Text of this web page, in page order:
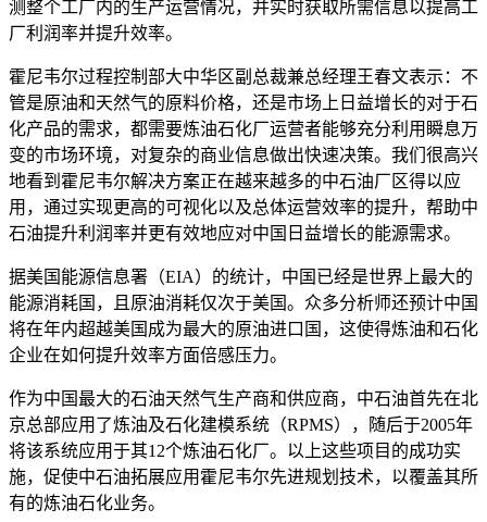
测整个工厂内的生产运营情况，并实时获取所需信息以提高工
厂利润率并提升效率。
霍尼韦尔过程控制部大中华区副总裁兼总经理王春文表示：不
管是原油和天然气的原料价格，还是市场上日益增长的对于石
化产品的需求，都需要炼油石化厂运营者能够充分利用瞬息万
变的市场环境，对复杂的商业信息做出快速决策。我们很高兴
地看到霍尼韦尔解决方案正在越来越多的中石油厂区得以应
用，通过实现更高的可视化以及总体运营效率的提升，帮助中
石油提升利润率并更有效地应对中国日益增长的能源需求。
据美国能源信息署（EIA）的统计，中国已经是世界上最大的
能源消耗国，且原油消耗仅次于美国。众多分析师还预计中国
将在年内超越美国成为最大的原油进口国，这使得炼油和石化
企业在如何提升效率方面倍感压力。
作为中国最大的石油天然气生产商和供应商，中石油首先在北
京总部应用了炼油及石化建模系统（RPMS），随后于2005年
将该系统应用于其12个炼油石化厂。以上这些项目的成功实
施，促使中石油拓展应用霍尼韦尔先进规划技术，以覆盖其所
有的炼油石化业务。